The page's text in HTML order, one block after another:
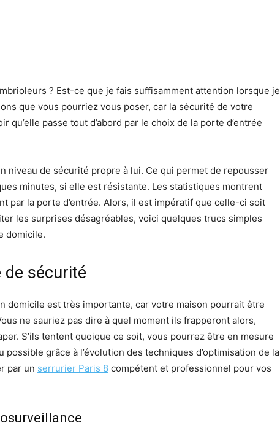
? Est-ce que je fais suffisamment attention lorsque je
que vous pourriez vous poser, car la sécurité de votre
qu’elle passe tout d’abord par le choix de la porte d’entrée
niveau de sécurité propre à lui. Ce qui permet de repousser
minutes, si elle est résistante. Les statistiques montrent
par la porte d’entrée. Alors, il est impératif que celle-ci soit
les surprises désagréables, voici quelques trucs simples
domicile.
de sécurité
domicile est très importante, car votre maison pourrait être
ne sauriez pas dire à quel moment ils frapperont alors,
S’ils tentent quoique ce soit, vous pourrez être en mesure
grâce à l’évolution des techniques d’optimisation de la
par un serrurier Paris 8 compétent et professionnel pour vos